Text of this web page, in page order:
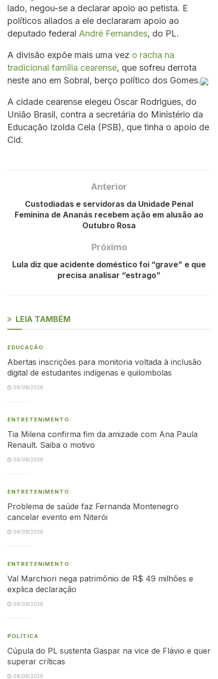
lado, negou-se a declarar apoio ao petista. E
políticos aliados a ele declararam apoio ao
deputado federal André Fernandes, do PL.
A divisão expõe mais uma vez o racha na
tradicional família cearense, que sofreu derrota
neste ano em Sobral, berço político dos Gomes.
A cidade cearense elegeu Oscar Rodrigues, do
União Brasil, contra a secretária do Ministério da
Educação Izolda Cela (PSB), que tinha o apoio de
Cid.
Anterior
Custodiadas e servidoras da Unidade Penal
Feminina de Ananás recebem ação em alusão ao
Outubro Rosa
Próximo
Lula diz que acidente doméstico foi “grave” e que
precisa analisar “estrago”
LEIA TAMBÉM
EDUCAÇÃO
Abertas inscrições para monitoria voltada à inclusão
digital de estudantes indígenas e quilombolas
08/08/2026
ENTRETENIMENTO
Tia Milena confirma fim da amizade com Ana Paula
Renault. Saiba o motivo
08/08/2026
ENTRETENIMENTO
Problema de saúde faz Fernanda Montenegro
cancelar evento em Niterói
08/08/2026
ENTRETENIMENTO
Val Marchiori nega patrimônio de R$ 49 milhões e
explica declaração
08/08/2026
POLÍTICA
Cúpula do PL sustenta Gaspar na vice de Flávio e quer
superar críticas
08/08/2026